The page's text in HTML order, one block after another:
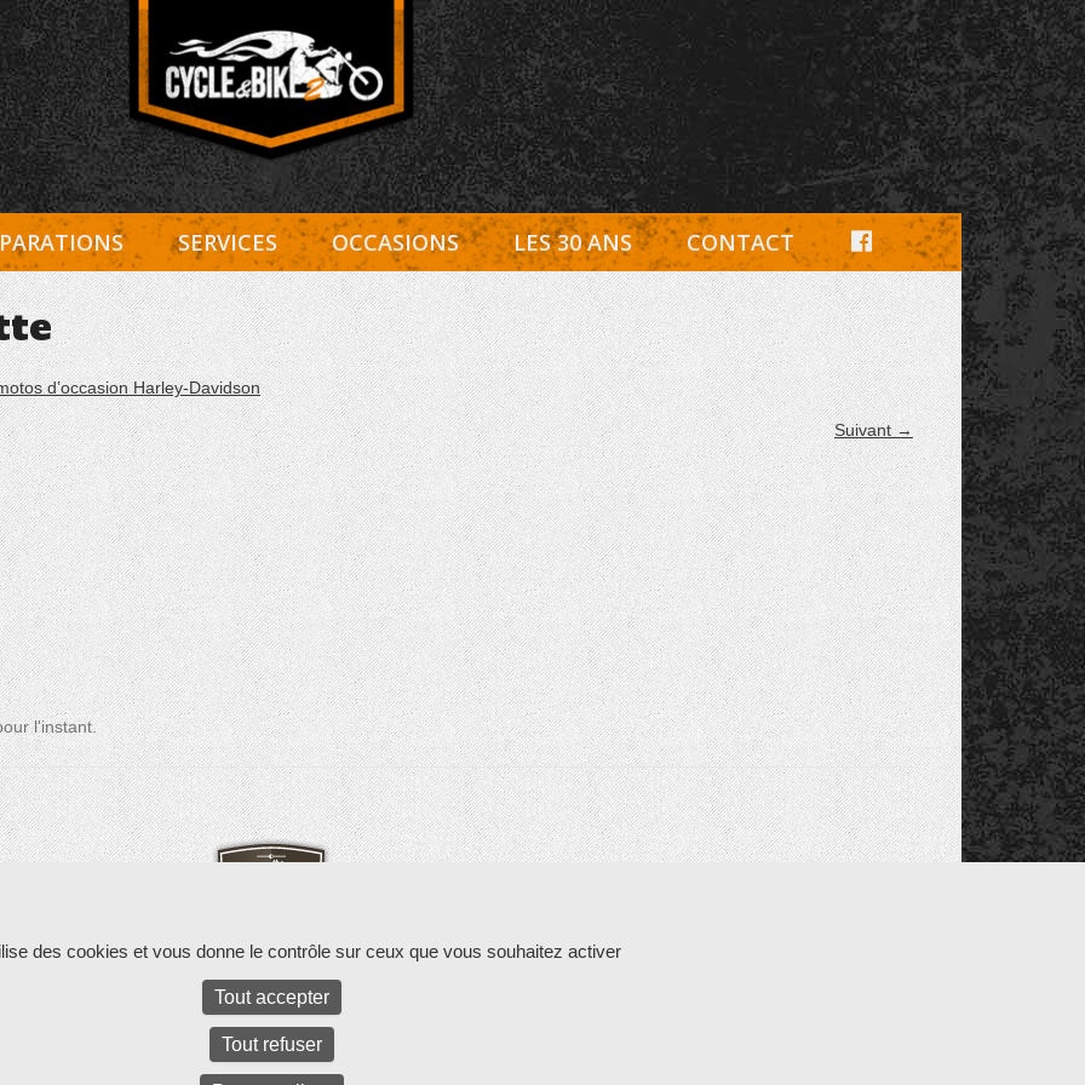
Cycle et Bike
Entretien Harley-Davidson, préparation et custom, boutique, pièces détachées Rambouillet
SERVICES OCCASIONS LES 30 ANS CONTACT
F
A
C
E
B
O
O
K
d’occasion Harley-Davidson
Suivant →
l'instant.
Parc d'activités Bel Air La Forêt - 17 rue Amélia Earhart - 78125 GAZERAN
des cookies et vous donne le contrôle sur ceux que vous souhaitez activer
Tout accepter
Tout refuser